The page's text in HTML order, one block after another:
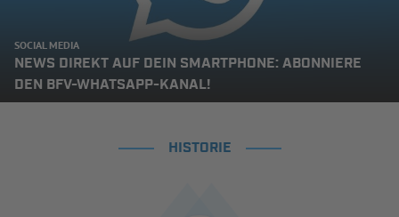
SOCIAL MEDIA
NEWS DIREKT AUF DEIN SMARTPHONE: ABONNIERE
DEN BFV-WHATSAPP-KANAL!
HISTORIE